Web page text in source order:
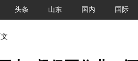
头条 山东 国内 国际